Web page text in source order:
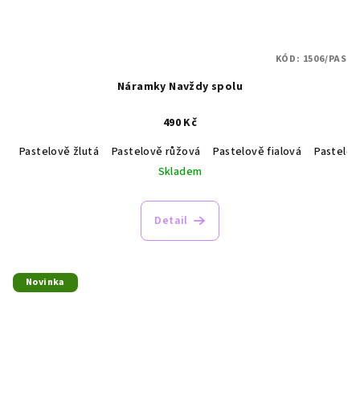
Náramky Navždy spolu
490 Kč
Pastelově žlutá
Pastelově růžová Pastelově fialová
Skladem
Detail
KÓD: 1506/PAS
Novinka